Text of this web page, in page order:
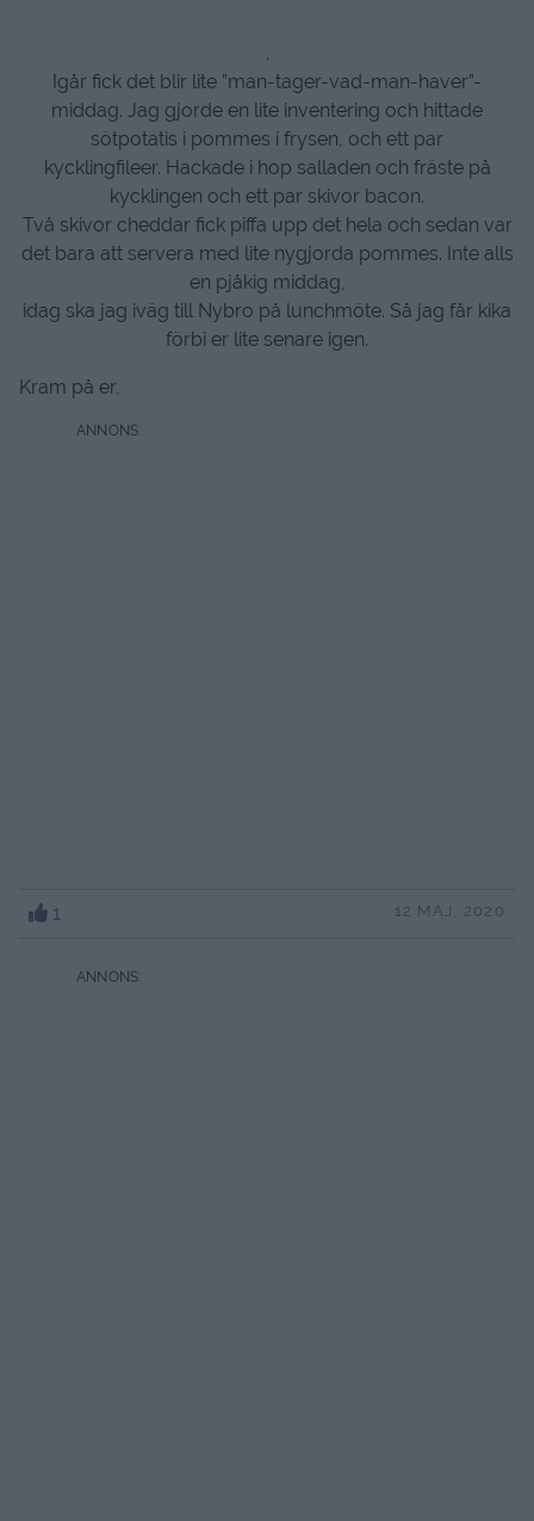
.
Igår fick det blir lite ”man-tager-vad-man-haver”-
middag. Jag gjorde en lite inventering och hittade
sötpotatis i pommes i frysen, och ett par
kycklingfileer. Hackade i hop salladen och fräste på
kycklingen och ett par skivor bacon.
Två skivor cheddar fick piffa upp det hela och sedan var
det bara att servera med lite nygjorda pommes. Inte alls
en pjåkig middag,
idag ska jag iväg till Nybro på lunchmöte. Så jag får kika
förbi er lite senare igen.
Kram på er,
1 12 MAJ, 2020